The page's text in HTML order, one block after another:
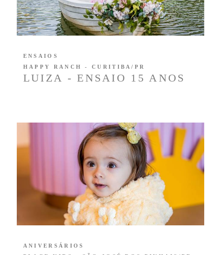
LUIZA - ENSAIO 15 ANOS
ENSAIOS
HAPPY RANCH - CURITIBA/PR
ANIVERSÁRIOS